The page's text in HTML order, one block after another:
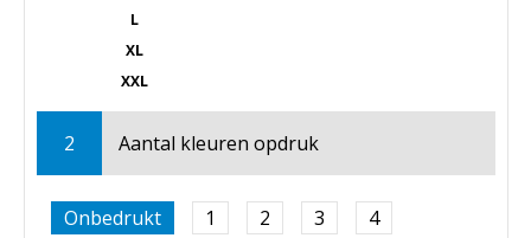
L
XL
XXL
2 Aantal kleuren opdruk
Onbedrukt 1 2 3 4